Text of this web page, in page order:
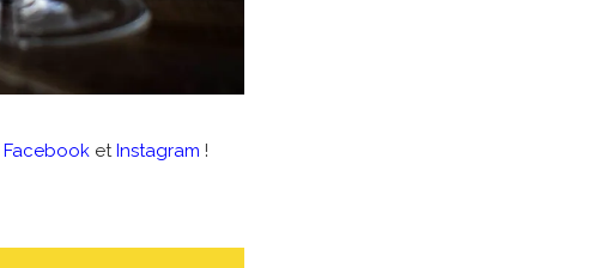
Facebook et Instagram !